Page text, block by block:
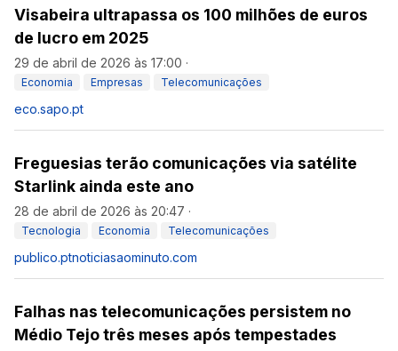
Visabeira ultrapassa os 100 milhões de euros
de lucro em 2025
29 de abril de 2026 às 17:00 ·
Economia Empresas Telecomunicações
eco.sapo.pt
Freguesias terão comunicações via satélite
Starlink ainda este ano
28 de abril de 2026 às 20:47 ·
Tecnologia Economia Telecomunicações
publico.ptnoticiasaominuto.com
Falhas nas telecomunicações persistem no
Médio Tejo três meses após tempestades